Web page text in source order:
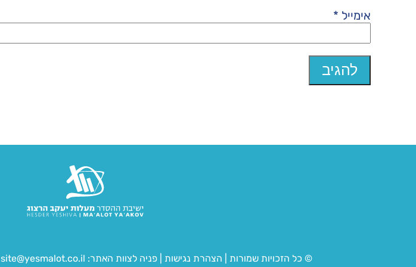
אימייל *
© כל הזכויות שמורות הצהרת נגישות פניה לצוות האתר: site@yesmalot.co.il